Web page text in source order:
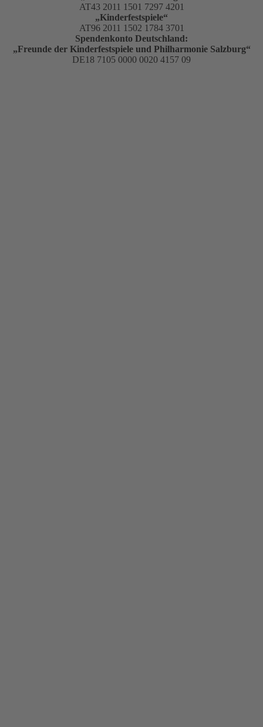
AT43 2011 1501 7297 4201
„Kinderfestspiele“
AT96 2011 1502 1784 3701
Spendenkonto Deutschland:
„Freunde der Kinderfestspiele und Philharmonie Salzburg“
DE18 7105 0000 0020 4157 09